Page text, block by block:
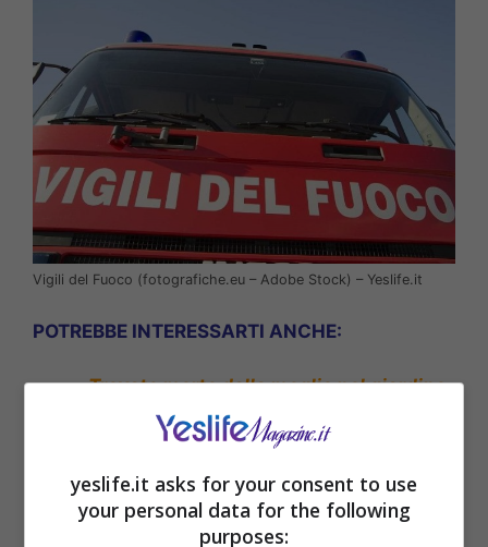
Vigili del Fuoco (fotografiche.eu – Adobe Stock) – Yeslife.it
POTREBBE INTERESSARTI ANCHE:
Trovato morto dalla moglie nel giardino
di casa: disposta l’autopsia
yeslife.it asks for your consent to use
your personal data for the following
purposes: